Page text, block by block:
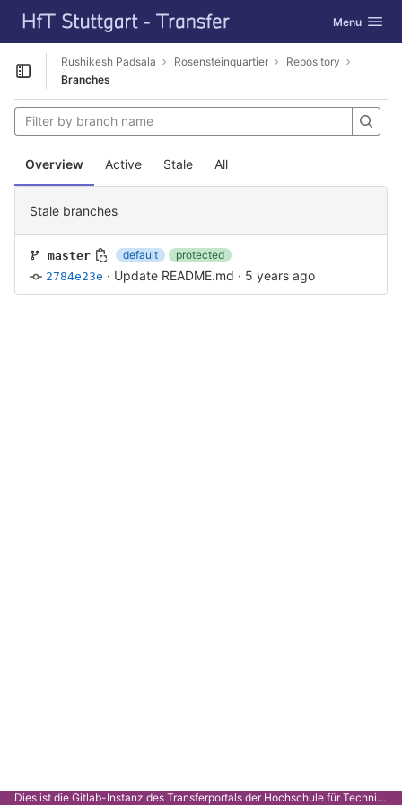
Skip to content
GitLab Toggle
Menu
Open sidebar
Rushikesh Padsala Rosensteinquartier
Repository
Branches
Overview Active Stale All
Stale branches
master default
protected
2784e23e · Update README.md · 5 years ago
Dies ist die Gitlab-Instanz des Transferportals der Hochschule für Technik Stuttgart.